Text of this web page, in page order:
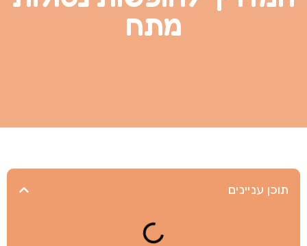
מתח
תוכן עניינים